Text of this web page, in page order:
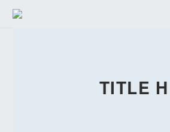
TITLE H